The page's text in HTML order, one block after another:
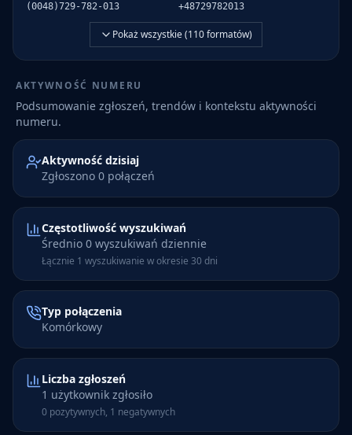
(0048)729-782-013
+48729782013
Pokaż wszystkie (110formatów)
AKTYWNOŚĆ NUMERU
Podsumowanie zgłoszeń, trendów i kontekstu aktywności
numeru.
Aktywność dzisiaj
Zgłoszono 0 połączeń
Częstotliwość wyszukiwań
Średnio 0 wyszukiwań dziennie
Łącznie 1 wyszukiwanie w okresie 30 dni
Typ połączenia
Komórkowy
Liczba zgłoszeń
1 użytkownik zgłosiło
0 pozytywnych, 1 negatywnych